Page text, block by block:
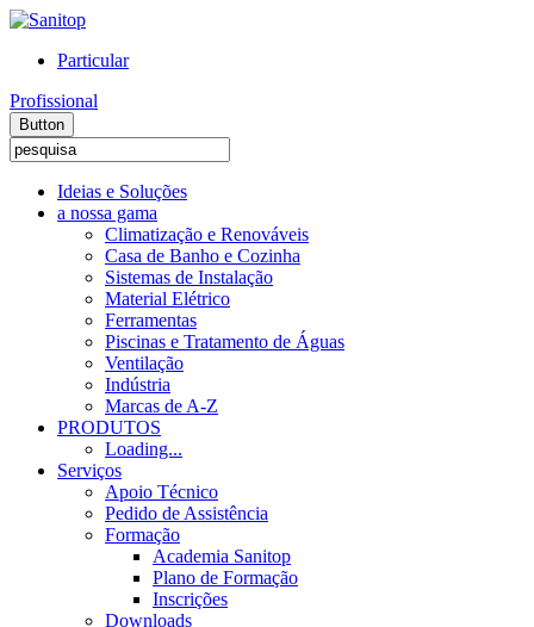
Particular
Profissional
Button
Ideias e Soluções
a nossa gama
Climatização e Renováveis
Casa de Banho e Cozinha
Sistemas de Instalação
Material Elétrico
Ferramentas
Piscinas e Tratamento de Águas
Ventilação
Indústria
Marcas de A-Z
PRODUTOS
Loading...
Serviços
Apoio Técnico
Pedido de Assistência
Formação
Academia Sanitop
Plano de Formação
Inscrições
Downloads